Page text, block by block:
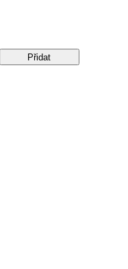
Přidat